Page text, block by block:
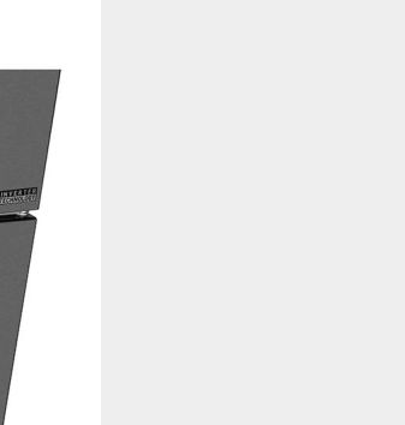
para que el sitio web funcione y no se pueden
necesarias te permitirán acceder a tu área de cliente,
de compras. También nos permitirán detectar cualquier
y / o la navegación en el Sitio. Puedes configurar tu
pero algunas partes del sitio web pueden verse
personal.
determinar el número de visitas y las fuentes de
También nos ayudan a identificar las páginas más / menos
Si no aceptas estas cookies, no seremos notificados de tu